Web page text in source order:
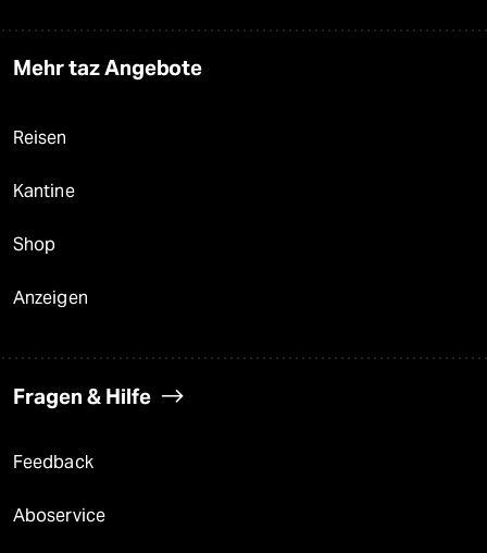
Mehr taz Angebote
Reisen
Kantine
Shop
Anzeigen
Fragen & Hilfe
Feedback
Aboservice